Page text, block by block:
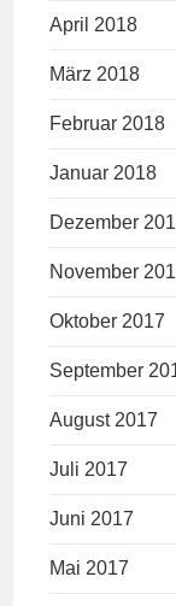
April 2018
März 2018
Februar 2018
Januar 2018
Dezember
November
Oktober 2017
September
August 2017
Juli 2017
Juni 2017
Mai 2017